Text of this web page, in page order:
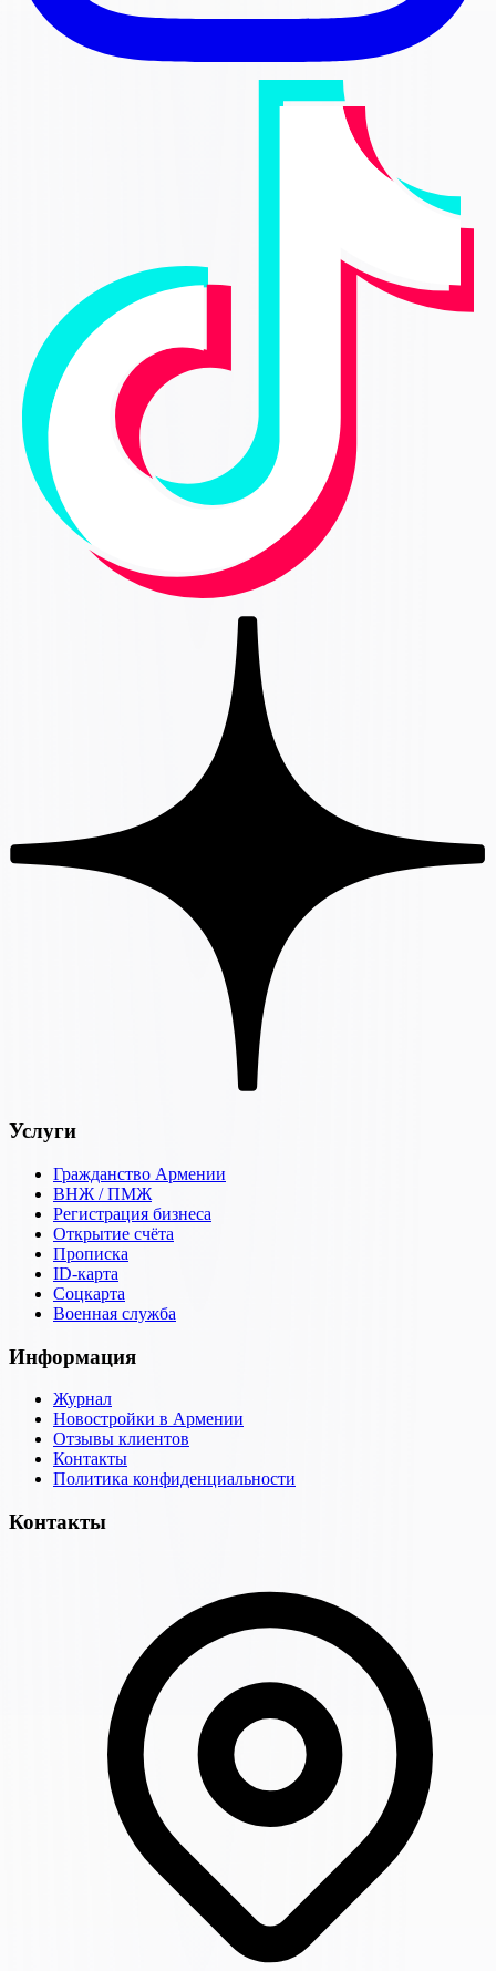
Услуги
Гражданство Армении
ВНЖ / ПМЖ
Регистрация бизнеса
Открытие счёта
Прописка
ID-карта
Соцкарта
Военная служба
Информация
Журнал
Новостройки в Армении
Отзывы клиентов
Контакты
Политика конфиденциальности
Контакты